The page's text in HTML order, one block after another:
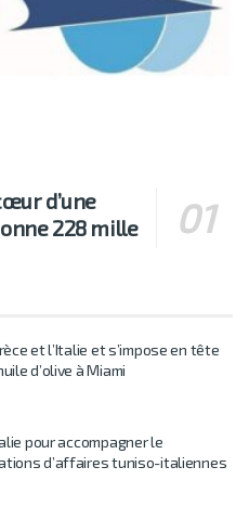
d’une
228 mille
et l’Italie et s’impose en tête
d’olive à Miami
pour accompagner le
d’affaires tuniso-italiennes